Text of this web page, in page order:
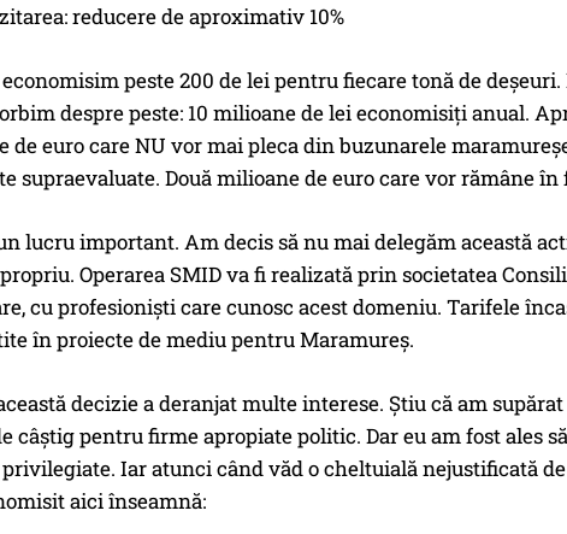
reducere de aproximativ 10%
peste 200 de lei pentru fiecare tonă de
despre peste: 10 milioane de lei economisiți anual.
de euro care NU vor mai pleca din buzunarele
supraevaluate. Două milioane de euro care vor rămâne
lucru important. Am decis să nu mai delegăm această
Operarea SMID va fi realizată prin societatea
cu profesioniști care cunosc acest domeniu. Tarifele
în proiecte de mediu pentru Maramureș.
decizie a deranjat multe interese. Știu că am
câștig pentru firme apropiate politic. Dar eu am fost ales
Iar atunci când văd o cheltuială nejustificată
aici înseamnă: